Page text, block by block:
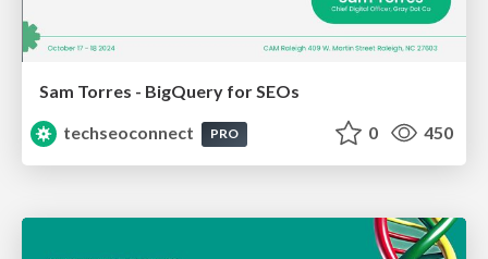
Sam Torres - BigQuery for SEOs
techseoconnect
PRO 0 450